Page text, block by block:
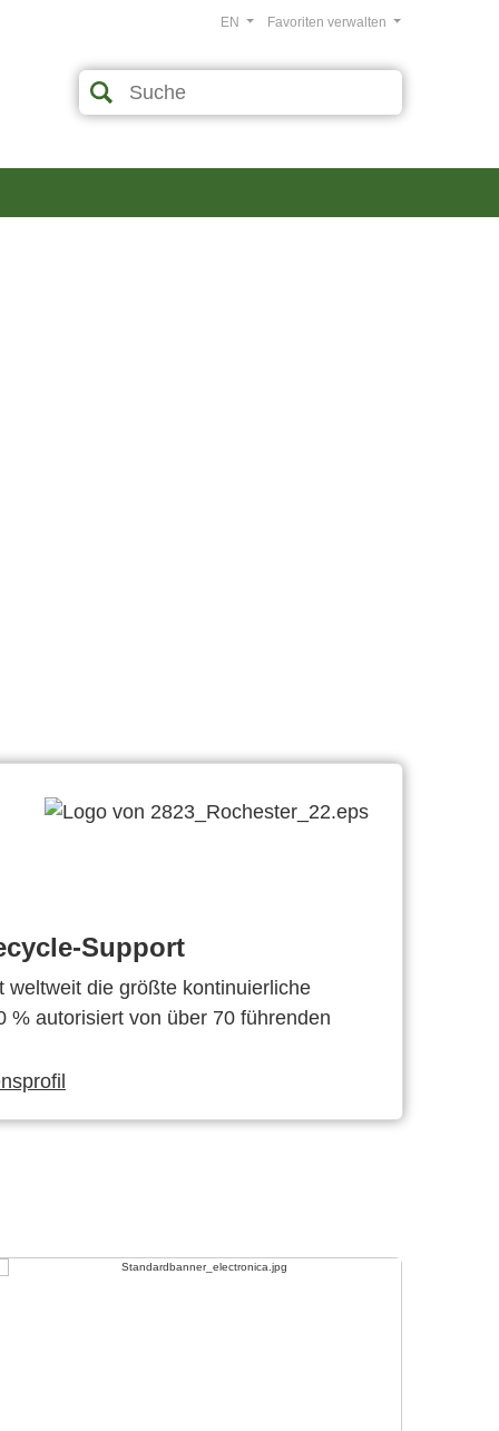
Favoriten verwalten
EN
Support
weltweit die größte kontinuierliche
% autorisiert von über 70 führenden